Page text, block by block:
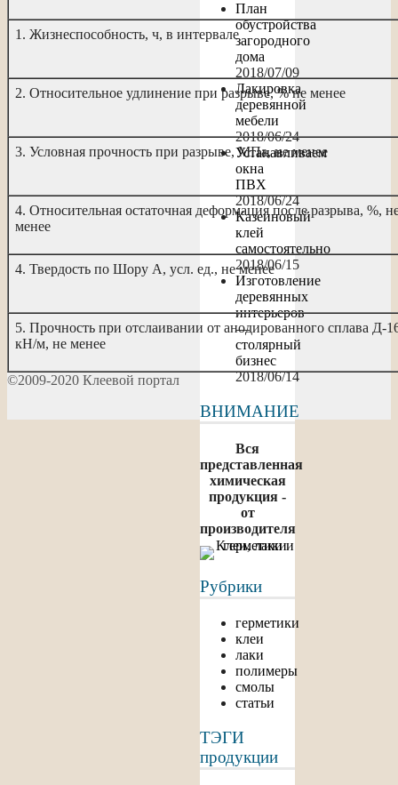
План
обустройства
загородного
дома
2018/07/09
Лакировка
деревянной
мебели
2018/06/24
Устанавливаем
окна
ПВХ
2018/06/24
Казеиновый
клей
самостоятельно
2018/06/15
Изготовление
деревянных
интерьеров
—
столярный
бизнес
2018/06/14
ВНИМАНИЕ
Вся
представленная
химическая
продукция -
от
производителя
Рубрики
герметики
клеи
лаки
полимеры
смолы
статьи
ТЭГИ
продукции
1. Жизнеспособность, ч, в интервале
2. Относительное удлинение при разрыве, % не менее
3. Условная прочность при разрыве, МПа, не менее
4. Относительная остаточная деформация после разрыва, %,
менее
4. Твердость по Шору А, усл. ед., не менее
5. Прочность при отслаивании от анодированного сплава Д-
кН/м, не менее
©2009-2020 Клеевой портал